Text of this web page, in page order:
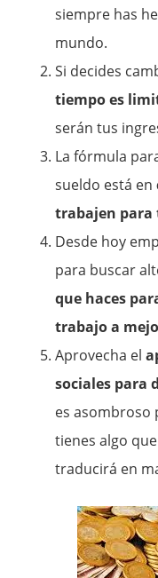
siempre has
mundo.
Si decides
tiempo es
serán tus
La fórmula
sueldo está en
trabajen
Desde hoy
para buscar
que haces
trabajo a
Aprovecha el
sociales para
es asombroso
tienes algo
traducirá en